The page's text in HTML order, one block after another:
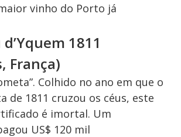
vinho do Porto já
1811
França)
Colhido no ano em que o
de 1811 cruzou os céus, este
é imortal. Um
US$ 120 mil